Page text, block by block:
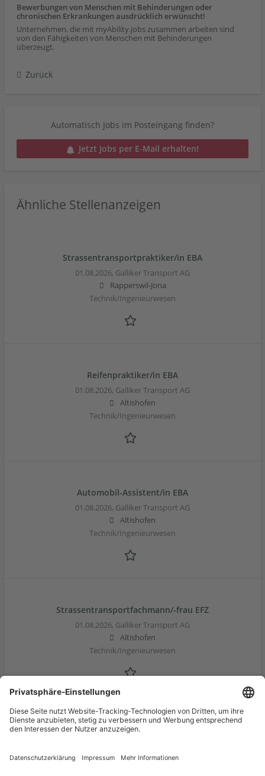
Bewerbungen von Menschen mit Behinderungen oder
chronischen Erkrankungen ausdrücklich erwünscht!
Unternehmen, die mit myAbility.jobs zusammen arbeiten sind
von den Fähigkeiten von Menschen mit Behinderungen
überzeugt.
Zurück
Automatisch Jobs im Posteingang finden?
Jetzt Jobs per E-Mail erhalten!
Ähnliche Stellenanzeigen
Strassentransportpraktiker/in EBA
01.08.2026, Galliker Transport AG
Rapperswil-Jona
Technik/Ingenieurwesen
Reifenpraktiker/in EBA
01.08.2026, Galliker Transport AG
Altishofen
Technik/Ingenieurwesen
Automobil-Assistent/in EBA
01.08.2026, Galliker Transport AG
Altishofen
Technik/Ingenieurwesen
Strassentransportfachmann/-frau EFZ
01.08.2026, Galliker Transport AG
Altishofen
Technik/Ingenieurwesen
Strassentransportfachmann/-frau EFZ
Rapperswil-Jona